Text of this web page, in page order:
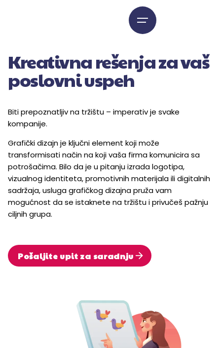
Kreativna rešenja za vaš
poslovni uspeh
Biti prepoznatljiv na tržištu – imperativ je svake
kompanije.
Grafički dizajn je ključni element koji može
transformisati način na koji vaša firma komunicira sa
potrošačima. Bilo da je u pitanju izrada logotipa,
vizualnog identiteta, promotivnih materijala ili digitalnih
sadržaja, usluga grafičkog dizajna pruža vam
mogućnost da se istaknete na tržištu i privučeš pažnju
ciljnih grupa.
Pošaljite upit za saradnju